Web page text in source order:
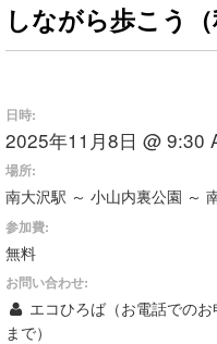
しながら歩こう（
日時:
2025年11月8日 @ 9:30
場所:
南大沢駅 ～ 小山内裏公園 ～
参加費:
無料
お問い合わせ:
エコひろば（お電話での
まで）